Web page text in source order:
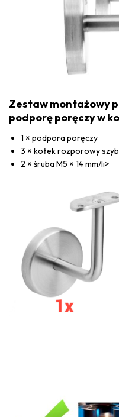
Zestaw montażowy
podporę poręczy w
1 × podpora poręczy
3 × kołek rozporowy
2 × śruba M5 × 14 mm/li>